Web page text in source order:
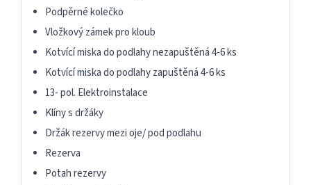
Podpěrné kolečko
Vložkový zámek pro kloub
Kotvící miska do podlahy nezapuštěná 4-6 ks
Kotvící miska do podlahy zapuštěná 4-6 ks
13- pol. Elektroinstalace
Klíny s držáky
Držák rezervy mezi oje/ pod podlahu
Rezerva
Potah rezervy